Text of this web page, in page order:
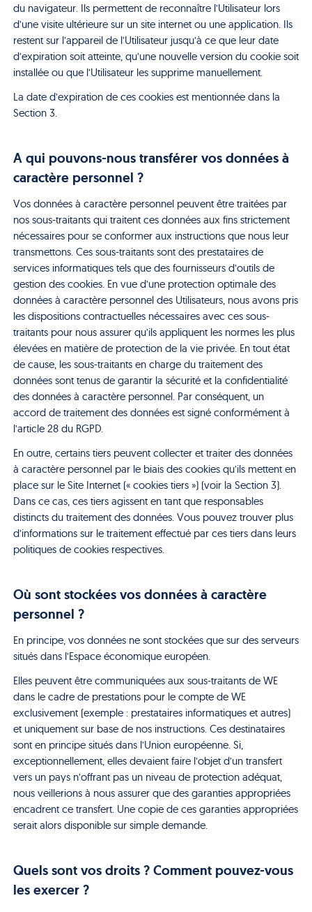
du navigateur. Ils permettent de reconnaître l’Utilisateur lors
d’une visite ultérieure sur un site internet ou une application. Ils
restent sur l’appareil de l’Utilisateur jusqu’à ce que leur date
d’expiration soit atteinte, qu’une nouvelle version du cookie soit
installée ou que l’Utilisateur les supprime manuellement.
La date d’expiration de ces cookies est mentionnée dans la
Section 3.
A qui pouvons-nous transférer vos données à
caractère personnel ?
Vos données à caractère personnel peuvent être traitées par
nos sous-traitants qui traitent ces données aux fins strictement
nécessaires pour se conformer aux instructions que nous leur
transmettons. Ces sous-traitants sont des prestataires de
services informatiques tels que des fournisseurs d’outils de
gestion des cookies. En vue d’une protection optimale des
données à caractère personnel des Utilisateurs, nous avons pris
les dispositions contractuelles nécessaires avec ces sous-
traitants pour nous assurer qu’ils appliquent les normes les plus
élevées en matière de protection de la vie privée. En tout état
de cause, les sous-traitants en charge du traitement des
données sont tenus de garantir la sécurité et la confidentialité
des données à caractère personnel. Par conséquent, un
accord de traitement des données est signé conformément à
l’article 28 du RGPD.
En outre, certains tiers peuvent collecter et traiter des données
à caractère personnel par le biais des cookies qu’ils mettent en
place sur le Site Internet (« cookies tiers ») (voir la Section 3).
Dans ce cas, ces tiers agissent en tant que responsables
distincts du traitement des données. Vous pouvez trouver plus
d’informations sur le traitement effectué par ces tiers dans leurs
politiques de cookies respectives.
Où sont stockées vos données à caractère
personnel ?
En principe, vos données ne sont stockées que sur des serveurs
situés dans l’Espace économique européen.
Elles peuvent être communiquées aux sous-traitants de WE
dans le cadre de prestations pour le compte de WE
exclusivement (exemple : prestataires informatiques et autres)
et uniquement sur base de nos instructions. Ces destinataires
sont en principe situés dans l’Union européenne. Si,
exceptionnellement, elles devaient faire l’objet d’un transfert
vers un pays n’offrant pas un niveau de protection adéquat,
nous veillerions à nous assurer que des garanties appropriées
encadrent ce transfert. Une copie de ces garanties appropriées
serait alors disponible sur simple demande.
Quels sont vos droits ? Comment pouvez-vous
les exercer ?